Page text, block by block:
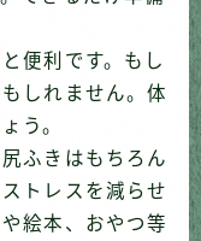
便利 です。もし
しれません。体
う。
ふきはもちろん
トレスを減らせ
絵本、おやつ等